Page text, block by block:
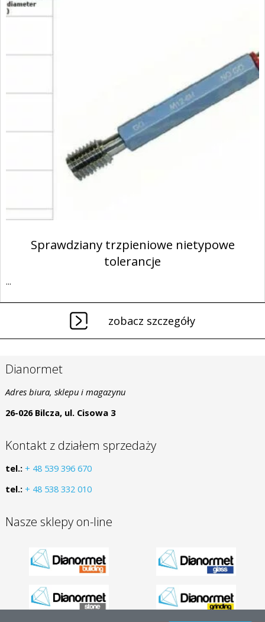
Sprawdziany trzpieniowe nietypowe
tolerancje
...
zobacz szczegóły
Dianormet
Adres biura, sklepu i magazynu
26-026 Bilcza, ul. Cisowa 3
Kontakt z działem sprzedaży
tel.: + 48 539 396 670
tel.: + 48 538 332 010
Nasze sklepy on-line